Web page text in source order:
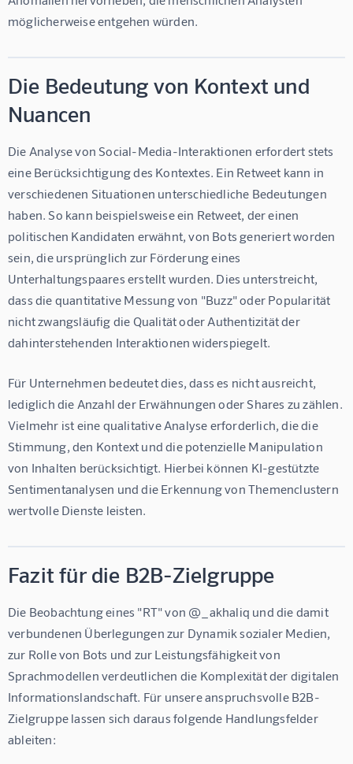
möglicherweise entgehen würden.
Die Bedeutung von Kontext und
Nuancen
Die Analyse von Social-Media-Interaktionen erfordert stets
eine Berücksichtigung des Kontextes. Ein Retweet kann in
verschiedenen Situationen unterschiedliche Bedeutungen
haben. So kann beispielsweise ein Retweet, der einen
politischen Kandidaten erwähnt, von Bots generiert worden
sein, die ursprünglich zur Förderung eines
Unterhaltungspaares erstellt wurden. Dies unterstreicht,
dass die quantitative Messung von "Buzz" oder Popularität
nicht zwangsläufig die Qualität oder Authentizität der
dahinterstehenden Interaktionen widerspiegelt.
Für Unternehmen bedeutet dies, dass es nicht ausreicht,
lediglich die Anzahl der Erwähnungen oder Shares zu zählen.
Vielmehr ist eine qualitative Analyse erforderlich, die die
Stimmung, den Kontext und die potenzielle Manipulation
von Inhalten berücksichtigt. Hierbei können KI-gestützte
Sentimentanalysen und die Erkennung von Themenclustern
wertvolle Dienste leisten.
Fazit für die B2B-Zielgruppe
Die Beobachtung eines "RT" von @_akhaliq und die damit
verbundenen Überlegungen zur Dynamik sozialer Medien,
zur Rolle von Bots und zur Leistungsfähigkeit von
Sprachmodellen verdeutlichen die Komplexität der digitalen
Informationslandschaft. Für unsere anspruchsvolle B2B-
Zielgruppe lassen sich daraus folgende Handlungsfelder
ableiten: